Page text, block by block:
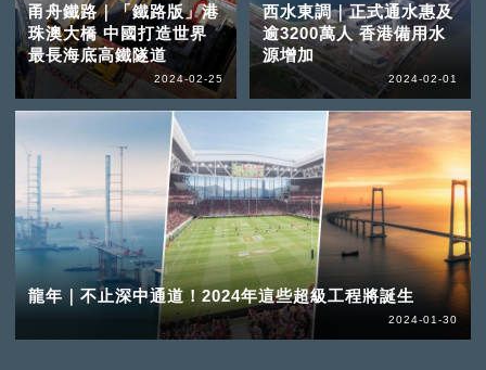
甬舟鐵路｜「鐵路版」港
珠澳大橋 中國打造世界
最長海底高鐵隧道
2024-02-25
西水東調｜正式通水惠及
逾3200萬人 香港備用水
源增加
2024-02-01
龍年｜不止深中通道！2024年這些超級工程將誕生
2024-01-30